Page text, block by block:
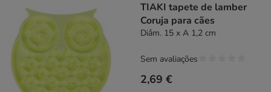
TIAKI tapete de lamber
Coruja para cães
Diâm. 15 x A 1,2 cm
2,69 €
Sem avaliações